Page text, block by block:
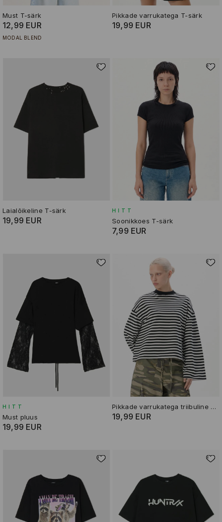
Must T-särk
12,99 EUR
MODAL BLEND
Pikkade varrukatega T-särk
19,99 EUR
Laialõikeline T-särk
19,99 EUR
HITT
Soonikkoes T-särk
7,99 EUR
HITT
Must pluus
19,99 EUR
Pikkade varrukatega triibuline T-särk
19,99 EUR